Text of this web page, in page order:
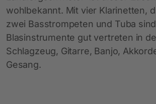
wohlbekannt. Mit vier Klarinetten,
zwei Basstrompeten und Tuba
Blasinstrumente gut vertreten in
Schlagzeug, Gitarre, Banjo,
Gesang.